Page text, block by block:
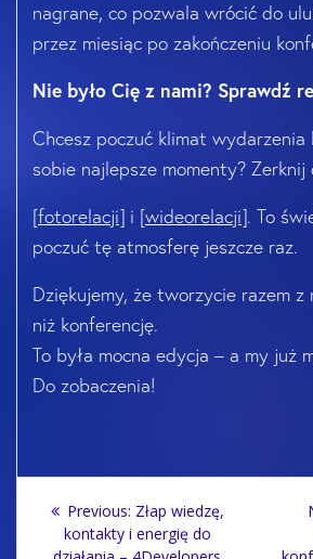
nagrane, co pozwala wrócić do
przez miesiąc po zakończeniu
Nie było Cię z nami? Sprawdź
Chcesz poczuć klimat
sobie najlepsze momenty? Zerknij
[fotorelacji] i [wideorelacji]. To
poczuć tę atmosferę jeszcze raz.
Dziękujemy, że tworzycie razem z
niż konferencję.
To była mocna edycja – a my już
Do zobaczenia!
Post
navigation
Previous: Previous
post:
Złap wiedzę,
kontakty i energię do